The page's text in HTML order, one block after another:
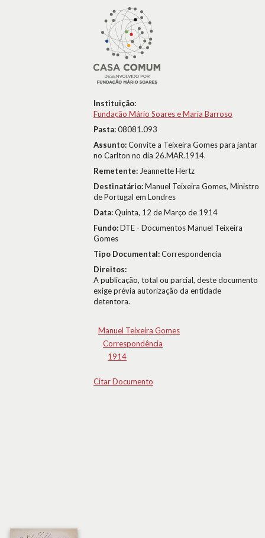
Instituição:
Fundação Mário Soares e Maria Barroso
Pasta:08081.093
Assunto:Convite a Teixeira Gomes para jantar
no Carlton no dia 26.MAR.1914.
Remetente: Jeannette Hertz
Destinatário:Manuel Teixeira Gomes, Ministro
de Portugal em Londres
Data:Quinta, 12 de Março de 1914
Fundo:DTE - Documentos Manuel Teixeira
Gomes
Tipo Documental:Correspondencia
Direitos:
A publicação, total ou parcial, deste documento
exige prévia autorização da entidade
detentora.
Manuel Teixeira Gomes
Correspondência
1914
Citar Documento